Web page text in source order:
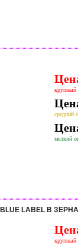
крупный
средний
мелкий
LABEL В
крупный